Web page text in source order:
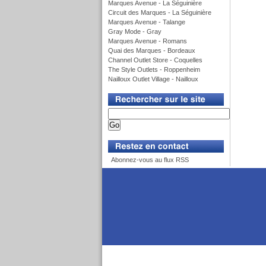
Marques Avenue - La Séguinière
Circuit des Marques - La Séguinière
Marques Avenue - Talange
Gray Mode - Gray
Marques Avenue - Romans
Quai des Marques - Bordeaux
Channel Outlet Store - Coquelles
The Style Outlets - Roppenheim
Nailloux Outlet Village - Nailloux
Abonnez-vous au flux RSS